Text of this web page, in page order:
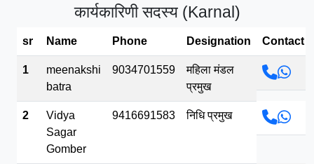
सपरहट शयम भजन - जय जय शयम जय जय शयम
भव.mp3
कार्यकारिणी सदस्य (Karnal)
sr Name Phone Designation Contact
1
meenakshi
batra
9034701559
महिला मंडल
प्रमुख
2
Vidya
Sagar
Gomber
9416691583 निधि प्रमुख